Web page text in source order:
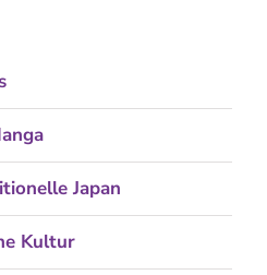
Japan
Kultur